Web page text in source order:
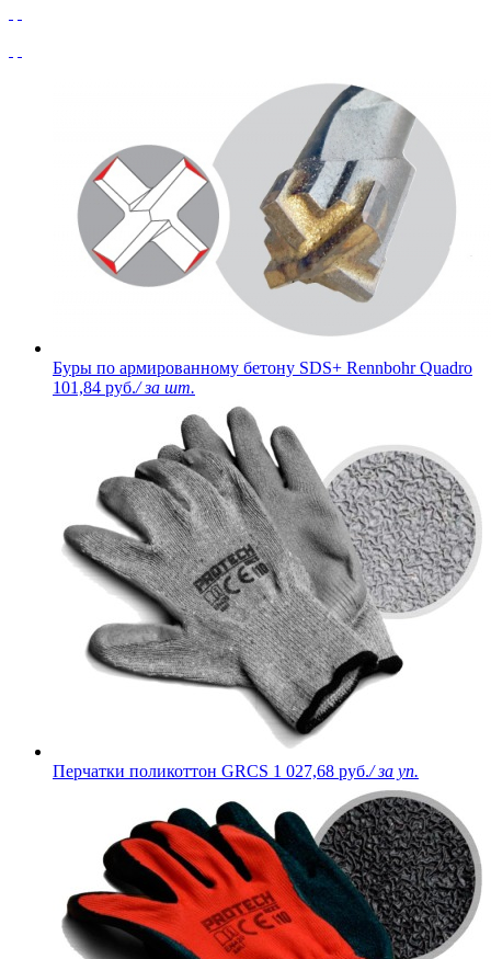
Буры по армированному бетону SDS+ Rennbohr Quadro
101,84 руб./ за шт.
Перчатки поликоттон GRCS 1 027,68 руб./ за уп.